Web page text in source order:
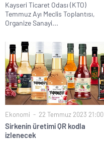
Kayseri Ticaret Odası (KTO)
Temmuz Ayı Meclis Toplantısı,
Organize Sanayi...
Ekonomi 22 Temmuz 2023 21:00
Sirkenin üretimi QR kodla
izlenecek